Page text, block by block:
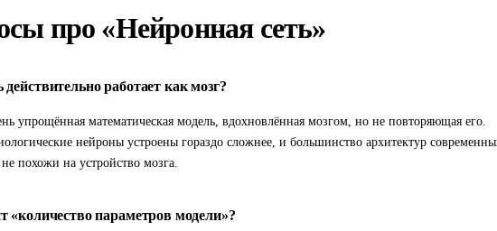
про «Нейронная сеть»
действительно работает как мозг?
упрощённая математическая модель, вдохновлённая мозгом, но не повторяющая его.
нейроны устроены гораздо сложнее, и большинство архитектур
похожи на устройство мозга.
«количество параметров модели»?